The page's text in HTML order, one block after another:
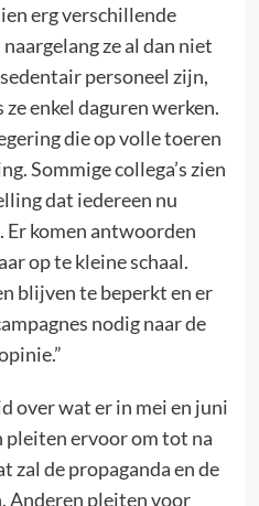
erg verschillende
ze al dan niet
personeel zijn,
ze enkel daguren werken.
die op volle toeren
Sommige collega’s zien
dat iedereen nu
Er komen antwoorden
op te kleine schaal.
blijven te beperkt en er
nodig naar de
over wat er in mei en juni
pleiten ervoor om tot na
zal de propaganda en de
Anderen pleiten voor